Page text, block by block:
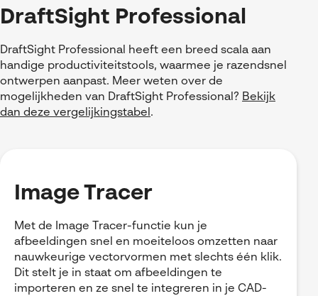
DraftSight Professional
DraftSight Professional heeft een breed scala aan
handige productiviteitstools, waarmee je razendsnel
ontwerpen aanpast. Meer weten over de
mogelijkheden van DraftSight Professional? Bekijk
dan deze vergelijkingstabel.
Image Tracer
Met de Image Tracer-functie kun je
afbeeldingen snel en moeiteloos omzetten naar
nauwkeurige vectorvormen met slechts één klik.
Dit stelt je in staat om afbeeldingen te
importeren en ze snel te integreren in je CAD-